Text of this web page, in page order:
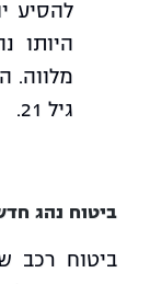
להסיע
היותו
מלווה.
גיל 21.
ביטוח נהג
ביטוח רכב